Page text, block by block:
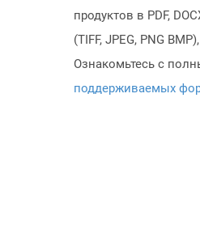
продуктов в PDF,
(TIFF, JPEG, PNG
Ознакомьтесь с
поддерживаемых